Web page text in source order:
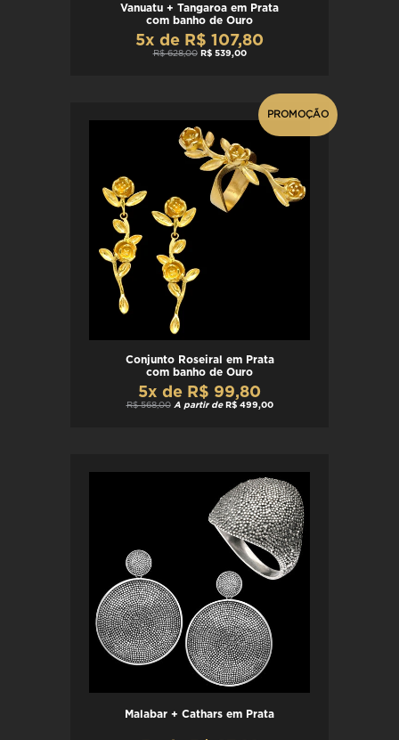
Vanuatu + Tangaroa em Prata
com banho de Ouro
5x de R$ 107,80
R$ 628,00R$ 539,00
PROMOÇÃO
Conjunto Roseiral em Prata
com banho de Ouro
5x de R$ 99,80
R$ 568,00 A partir de R$ 499,00
Malabar + Cathars em Prata